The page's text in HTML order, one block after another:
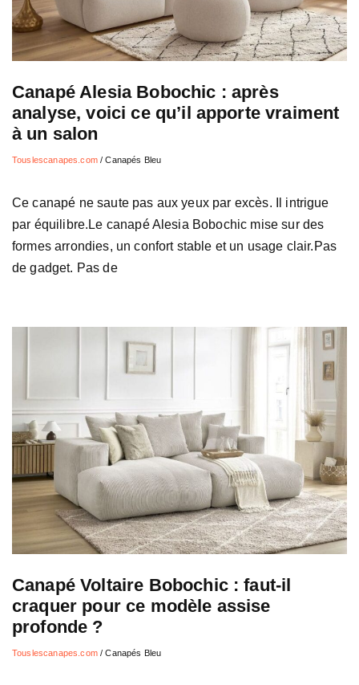
Canapé Alesia Bobochic : après
analyse, voici ce qu’il apporte vraiment
à un salon
Touslescanapes.com/Canapés Bleu
Ce canapé ne saute pas aux yeux par excès. Il intrigue
par équilibre.Le canapé Alesia Bobochic mise sur des
formes arrondies, un confort stable et un usage clair.Pas
de gadget. Pas de
Canapé Voltaire Bobochic : faut-il
craquer pour ce modèle assise
profonde ?
Touslescanapes.com/Canapés Bleu